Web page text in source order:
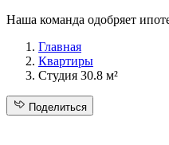
Наша команда одобряет
Главная
Квартиры
Студия 30.8 м²
Поделиться